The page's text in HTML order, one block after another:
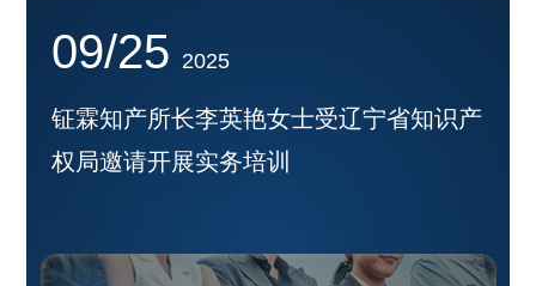
09/25 2025
钲霖知产所长李英艳女士受辽宁省知识产
权局邀请开展实务培训